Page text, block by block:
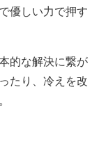
優しい力で押す
的な解決に繋が
たり、冷えを改